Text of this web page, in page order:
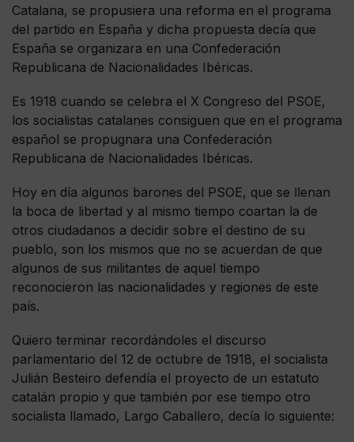
Catalana, se propusiera una reforma en el programa
del partido en España y dicha propuesta decía que
España se organizara en una Confederación
Republicana de Nacionalidades Ibéricas.
Es 1918 cuando se celebra el X Congreso del PSOE,
los socialistas catalanes consiguen que en el programa
español se propugnara una Confederación
Republicana de Nacionalidades Ibéricas.
Hoy en día algunos barones del PSOE, que se llenan
la boca de libertad y al mismo tiempo coartan la de
otros ciudadanos a decidir sobre el destino de su
pueblo, son los mismos que no se acuerdan de que
algunos de sus militantes de aquel tiempo
reconocieron las nacionalidades y regiones de este
país.
Quiero terminar recordándoles el discurso
parlamentario del 12 de octubre de 1918, el socialista
Julián Besteiro defendía el proyecto de un estatuto
catalán propio y que también por ese tiempo otro
socialista llamado, Largo Caballero, decía lo siguiente: